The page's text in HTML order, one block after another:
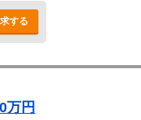
する
万円